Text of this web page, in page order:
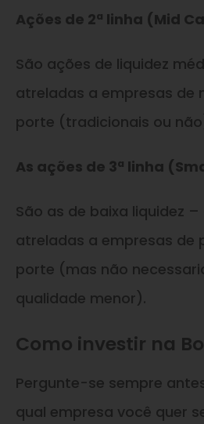
Ações de 2ª linha (Mid
São ações de liquidez
atreladas a empresas de
porte (tradicionais ou
As ações de 3ª linha
São as de baixa liquidez
atreladas a empresas de
porte (mas não
qualidade menor).
Como investir na
Pergunte-se sempre
qual empresa você quer